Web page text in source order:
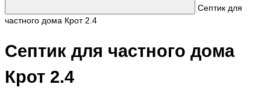
Септик для
частного дома Крот 2.4
Септик для частного дома
Крот 2.4